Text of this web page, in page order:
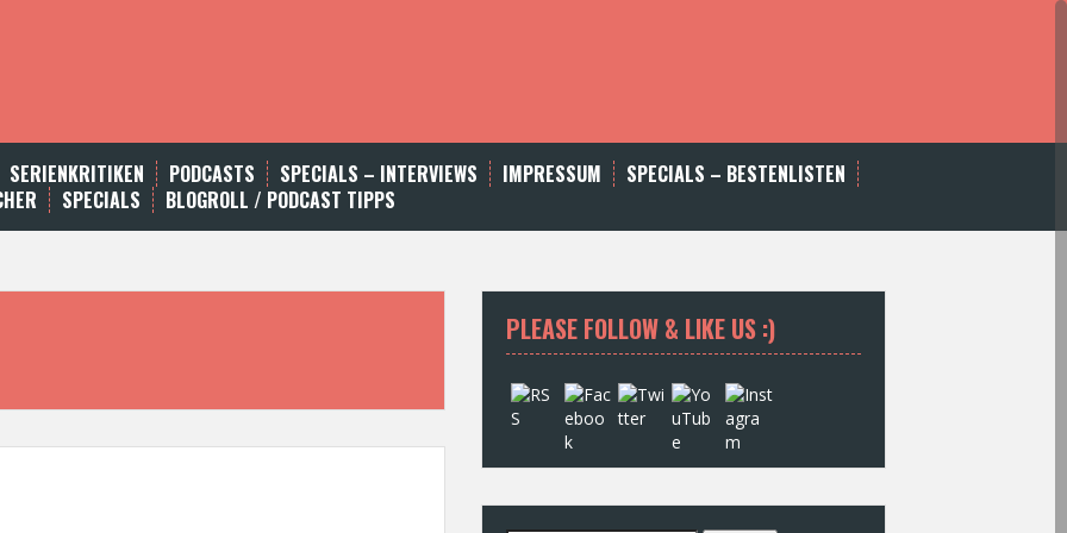
SERIENKRITIKEN PODCASTS SPECIALS – INTERVIEWS IMPRESSUM
SPECIALS – BESTENLISTEN
SPECIALS BLOGROLL / PODCAST TIPPS
PLEASE FOLLOW & LIKE US :)